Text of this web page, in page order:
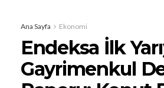
Ana Sayfa Ekonomi
Endeksa İlk
Gayrimenkul